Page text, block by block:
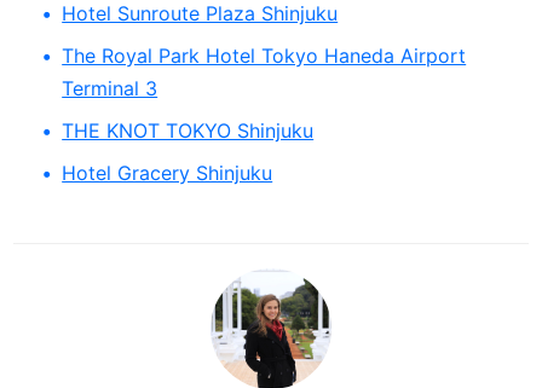
Hotel Sunroute Plaza Shinjuku
The Royal Park Hotel Tokyo Haneda Airport
Terminal 3
THE KNOT TOKYO Shinjuku
Hotel Gracery Shinjuku